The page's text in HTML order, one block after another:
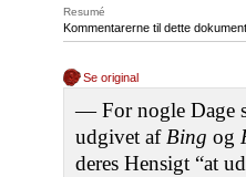
Resumé
Kommentarerne til dette
Se original
— For nogle Dage
udgivet af Bing og
deres Hensigt “at